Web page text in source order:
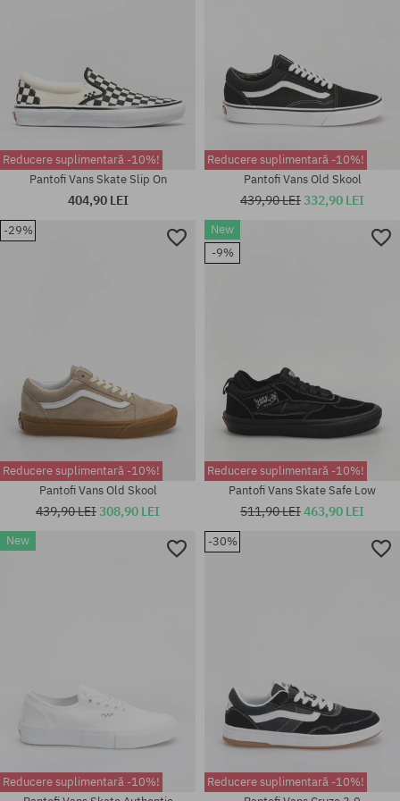
Mărimi existente:
Mărimi existente:
36; 36.5; 37; 38; 38.5; 39; 40;
Mărimi existente:
Reducere suplimentară -10%!
Pantofi Vans Skate Slip On
404,90 LEI
Mărimi existente:
36; 36.5; 37; 38; 38.5; 39; 40;
Reducere suplimentară -10%!
Pantofi Vans Old Skool
439,90 LEI332,90 LEI
-29%
Reducere suplimentară -10%!
Pantofi Vans Old Skool
439,90 LEI308,90 LEI
New
-9%
Reducere suplimentară -10%!
Pantofi Vans Skate Safe Low
511,90 LEI463,90 LEI
New
Reducere suplimentară -10%!
-30%
Reducere suplimentară -10%!